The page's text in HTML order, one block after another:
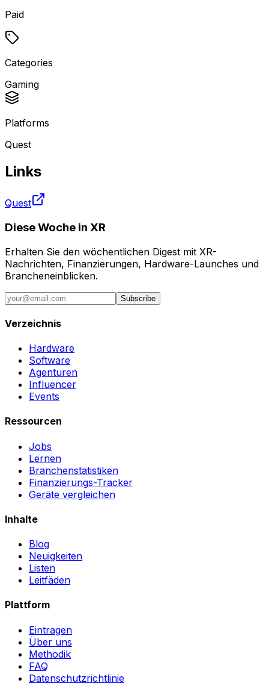
Paid
Categories
Gaming
Platforms
Quest
Links
Quest
Diese Woche in XR
Erhalten Sie den wöchentlichen Digest mit XR-
Nachrichten, Finanzierungen, Hardware-Launches und
Brancheneinblicken.
Subscribe
Verzeichnis
Hardware
Software
Agenturen
Influencer
Events
Ressourcen
Jobs
Lernen
Branchenstatistiken
Finanzierungs-Tracker
Geräte vergleichen
Inhalte
Blog
Neuigkeiten
Listen
Leitfäden
Plattform
Eintragen
Über uns
Methodik
FAQ
Datenschutzrichtlinie